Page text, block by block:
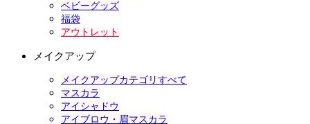
ベビーグッズ
福袋
アウトレット
メイクアップ
メイクアップカテゴリすべて
マスカラ
アイシャドウ
アイブロウ・眉マスカラ